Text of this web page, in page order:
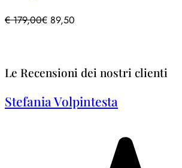
€179,00€ 89,50
Le Recensioni dei nostri clienti
Stefania Volpintesta